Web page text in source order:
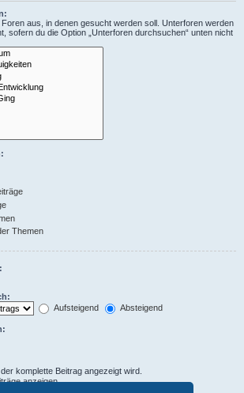
aus, in denen gesucht werden soll. Unterforen werden
sofern du die Option „Unterforen durchsuchen“ unten nicht
Themen
Aufsteigend
Absteigend
komplette Beitrag angezeigt wird.
anzeigen